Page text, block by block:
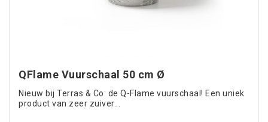
QFlame Vuurschaal 50 cm Ø
Nieuw bij Terras & Co: de Q-Flame vuurschaal! Een uniek
product van zeer zuiver...